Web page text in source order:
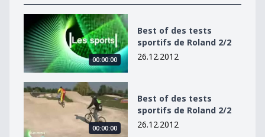
Best of des tests sportifs de Roland 2/2
00:00:00
Best of des tests
sportifs de Roland 2/2
26.12.2012
Best of des tests sportifs de Roland 2/2
00:00:00
Best of des tests
sportifs de Roland 2/2
26.12.2012